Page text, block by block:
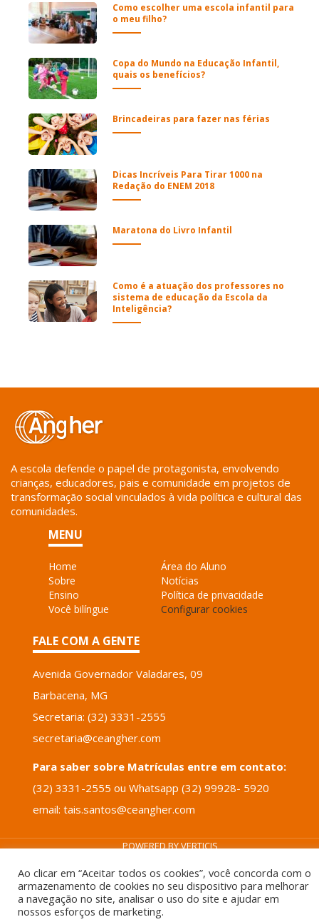
Como escolher uma escola infantil para
o meu filho?
Copa do Mundo na Educação Infantil,
quais os benefícios?
Brincadeiras para fazer nas férias
Dicas Incríveis Para Tirar 1000 na
Redação do ENEM 2018
Maratona do Livro Infantil
Como é a atuação dos professores no
sistema de educação da Escola da
Inteligência?
A escola defende o papel de protagonista, envolvendo
crianças, educadores, pais e comunidade em projetos de
transformação social vinculados à vida política e cultural das
comunidades.
MENU
Home
Sobre
Ensino
Você bilíngue
Área do Aluno
Notícias
Política de privacidade
Configurar cookies
FALE COM A GENTE
Avenida Governador Valadares, 09
Barbacena, MG
Secretaria: (32) 3331-2555
secretaria@ceangher.com
Para saber sobre Matrículas entre em contato:
(32) 3331-2555 ou Whatsapp (32) 99928- 5920
email: tais.santos@ceangher.com
POWERED BYVERTICIS
Ao clicar em “Aceitar todos os cookies”, você concorda com o
armazenamento de cookies no seu dispositivo para melhorar
a navegação no site, analisar o uso do site e ajudar em
nossos esforços de marketing.